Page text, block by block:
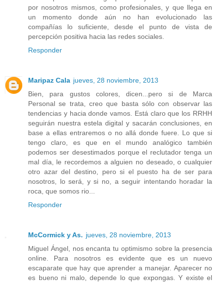
por nosotros mismos, como profesionales, y que llega en
un momento donde aún no han evolucionado las
compañías lo suficiente, desde el punto de vista de
percepción positiva hacia las redes sociales.
Responder
Maripaz Cala jueves, 28 noviembre, 2013
Bien, para gustos colores, dicen...pero si de Marca
Personal se trata, creo que basta sólo con observar las
tendencias y hacia donde vamos. Está claro que los RRHH
seguirán nuestra estela digital y sacarán conclusiones, en
base a ellas entraremos o no allá donde fuere. Lo que si
tengo claro, es que en el mundo analógico también
podemos ser desestimados porque el reclutador tenga un
mal día, le recordemos a alguien no deseado, o cualquier
otro azar del destino, pero si el puesto ha de ser para
nosotros, lo será, y si no, a seguir intentando horadar la
roca, que somos rio...
Responder
McCormick y As. jueves, 28 noviembre, 2013
Miguel Ángel, nos encanta tu optimismo sobre la presencia
online. Para nosotros es evidente que es un nuevo
escaparate que hay que aprender a manejar. Aparecer no
es bueno ni malo, depende lo que expongas. Y existe el